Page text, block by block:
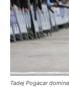
Tadej Pogacar